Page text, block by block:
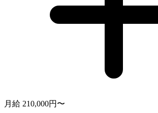
月給 210,000円〜